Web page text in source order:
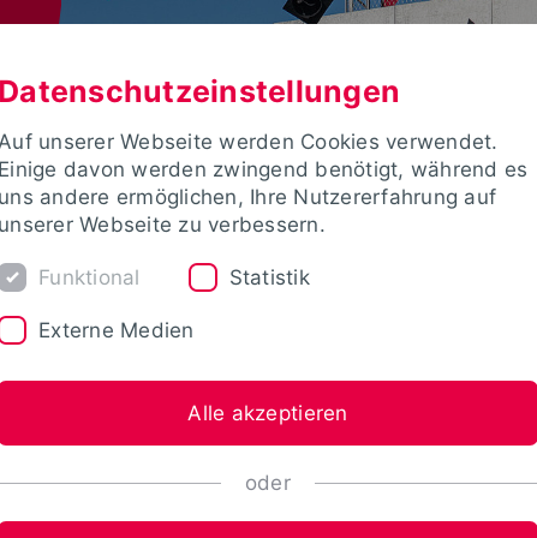
Datenschutzeinstellungen
unserer Webseite werden Cookies verwendet.
Einige davon werden zwingend benötigt, während es
uns andere ermöglichen, Ihre Nutzererfahrung auf
unserer Webseite zu verbessern.
Funktional Statistik
Externe Medien
Alle akzeptieren
oder